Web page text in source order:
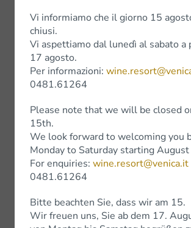
Vi informiamo che il giorno 15
chiusi.
Vi aspettiamo dal lunedì al sabato a
17 agosto.
Per informazioni:
0481.61264
Please note that we will be closed
15th.
We look forward to welcoming you
Monday to Saturday starting
For enquiries: wine.resort@venica.it
0481.61264
Bitte beachten Sie, dass wir am 15.
Wir freuen uns, Sie ab dem 17.